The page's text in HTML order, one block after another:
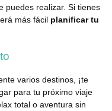
puedes realizar. Si tienes
más fácil planificar tu
varios destinos, ¡te
para tu próximo viaje
total o aventura sin